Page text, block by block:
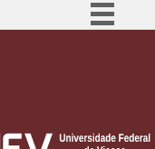
à informação